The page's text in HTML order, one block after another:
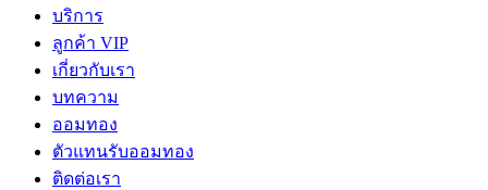
บริการ
ลูกค้า VIP
เกี่ยวกับเรา
บทความ
ออมทอง
ตัวแทนรับออมทอง
ติดต่อเรา